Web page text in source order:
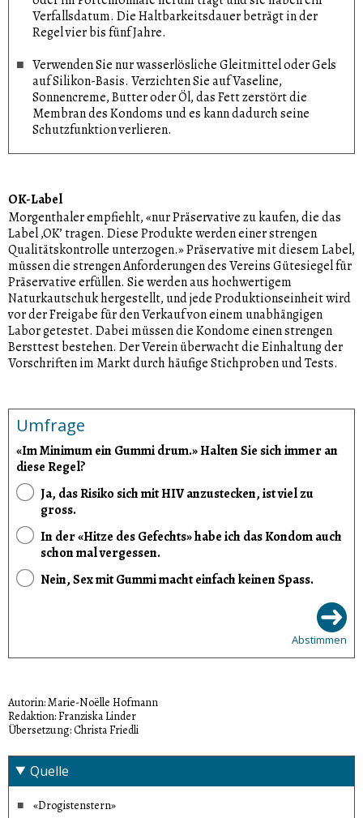
Verfallsdatum. Die Haltbarkeitsdauer beträgt in der
Regel vier bis fünf Jahre.
Verwenden Sie nur wasserlösliche Gleitmittel oder Gels
auf Silikon-Basis. Verzichten Sie auf Vaseline,
Sonnencreme, Butter oder Öl, das Fett zerstört die
Membran des Kondoms und es kann dadurch seine
Schutzfunktion verlieren.
OK-Label
Morgenthaler empfiehlt, «nur Präservative zu kaufen, die das
Label ‚OK’ tragen. Diese Produkte werden einer strengen
Qualitätskontrolle unterzogen.» Präservative mit diesem Label,
müssen die strengen Anforderungen des Vereins Gütesiegel für
Präservative erfüllen. Sie werden aus hochwertigem
Naturkautschuk hergestellt, und jede Produktionseinheit wird
vor der Freigabe für den Verkauf von einem unabhängigen
Labor getestet. Dabei müssen die Kondome einen strengen
Bersttest bestehen. Der Verein überwacht die Einhaltung der
Vorschriften im Markt durch häufige Stichproben und Tests.
Umfrage
«Im Minimum ein Gummi drum.» Halten Sie sich immer an
diese Regel?
Ja, das Risiko sich mit HIV anzustecken, ist viel zu
gross.
In der «Hitze des Gefechts» habe ich das Kondom auch
schon mal vergessen.
Nein, Sex mit Gummi macht einfach keinen Spass.
Abstimmen
Autorin: Marie-Noëlle Hofmann
Redaktion: Franziska Linder
Übersetzung: Christa Friedli
Quelle
«Drogistenstern»